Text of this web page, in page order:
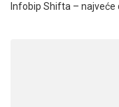
Infobip Shifta – najveće